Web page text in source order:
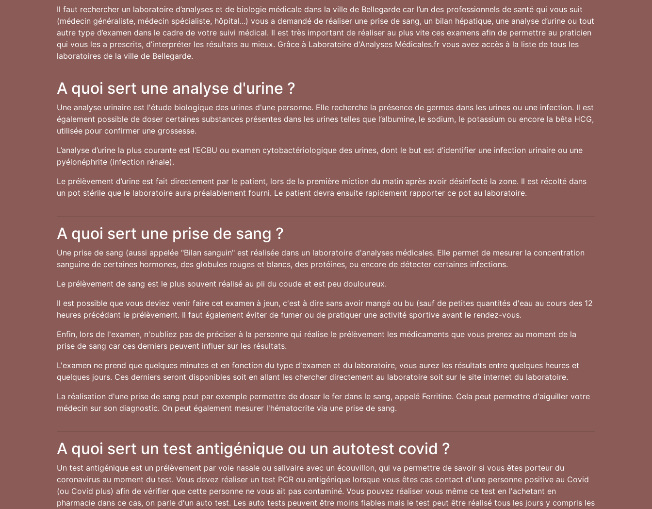
Il faut rechercher un laboratoire d’analyses et de biologie médicale dans la ville de Bellegarde car l’un des professionnels de santé qui vous suit
(médecin généraliste, médecin spécialiste, hôpital...) vous a demandé de réaliser une prise de sang, un bilan hépatique, une analyse d’urine ou tout
autre type d’examen dans le cadre de votre suivi médical. Il est très important de réaliser au plus vite ces examens afin de permettre au praticien
qui vous les a prescrits, d’interpréter les résultats au mieux. Grâce à Laboratoire d'Analyses Médicales.fr vous avez accès à la liste de tous les
laboratoires de la ville de Bellegarde.
A quoi sert une analyse d'urine ?
Une analyse urinaire est l'étude biologique des urines d'une personne. Elle recherche la présence de germes dans les urines ou une infection. Il est
également possible de doser certaines substances présentes dans les urines telles que l’albumine, le sodium, le potassium ou encore la bêta HCG,
utilisée pour confirmer une grossesse.
L’analyse d’urine la plus courante est l’ECBU ou examen cytobactériologique des urines, dont le but est d’identifier une infection urinaire ou une
pyélonéphrite (infection rénale).
Le prélèvement d’urine est fait directement par le patient, lors de la première miction du matin après avoir désinfecté la zone. Il est récolté dans
un pot stérile que le laboratoire aura préalablement fourni. Le patient devra ensuite rapidement rapporter ce pot au laboratoire.
A quoi sert une prise de sang ?
Une prise de sang (aussi appelée "Bilan sanguin" est réalisée dans un laboratoire d'analyses médicales. Elle permet de mesurer la concentration
sanguine de certaines hormones, des globules rouges et blancs, des protéines, ou encore de détecter certaines infections.
Le prélèvement de sang est le plus souvent réalisé au pli du coude et est peu douloureux.
Il est possible que vous deviez venir faire cet examen à jeun, c'est à dire sans avoir mangé ou bu (sauf de petites quantités d'eau au cours des 12
heures précédant le prélèvement. Il faut également éviter de fumer ou de pratiquer une activité sportive avant le rendez-vous.
Enfin, lors de l'examen, n'oubliez pas de préciser à la personne qui réalise le prélèvement les médicaments que vous prenez au moment de la
prise de sang car ces derniers peuvent influer sur les résultats.
L'examen ne prend que quelques minutes et en fonction du type d'examen et du laboratoire, vous aurez les résultats entre quelques heures et
quelques jours. Ces derniers seront disponibles soit en allant les chercher directement au laboratoire soit sur le site internet du laboratoire.
La réalisation d'une prise de sang peut par exemple permettre de doser le fer dans le sang, appelé Ferritine. Cela peut permettre d'aiguiller votre
médecin sur son diagnostic. On peut également mesurer l'hématocrite via une prise de sang.
A quoi sert un test antigénique ou un autotest covid ?
Un test antigénique est un prélèvement par voie nasale ou salivaire avec un écouvillon, qui va permettre de savoir si vous êtes porteur du
coronavirus au moment du test. Vous devez réaliser un test PCR ou antigénique lorsque vous êtes cas contact d'une personne positive au Covid
(ou Covid plus) afin de vérifier que cette personne ne vous ait pas contaminé. Vous pouvez réaliser vous même ce test en l'achetant en
pharmacie dans ce cas, on parle d'un auto test. Les auto tests peuvent être moins fiables mais le test peut être réalisé tous les jours y compris les